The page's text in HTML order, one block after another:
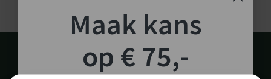
Maak kans
op € 75,-